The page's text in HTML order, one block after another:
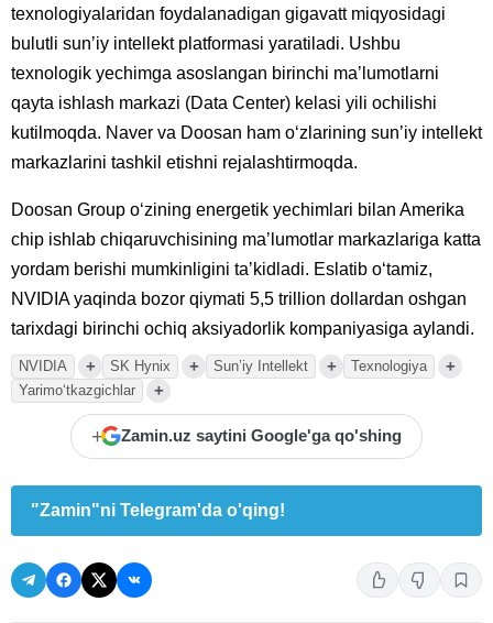
texnologiyalaridan foydalanadigan gigavatt miqyosidagi
bulutli sunʼiy intellekt platformasi yaratiladi. Ushbu
texnologik yechimga asoslangan birinchi maʼlumotlarni
qayta ishlash markazi (Data Center) kelasi yili ochilishi
kutilmoqda. Naver va Doosan ham oʻzlarining sunʼiy intellekt
markazlarini tashkil etishni rejalashtirmoqda.
Doosan Group oʻzining energetik yechimlari bilan Amerika
chip ishlab chiqaruvchisining maʼlumotlar markazlariga katta
yordam berishi mumkinligini taʼkidladi. Eslatib oʻtamiz,
NVIDIA yaqinda bozor qiymati 5,5 trillion dollardan oshgan
tarixdagi birinchi ochiq aksiyadorlik kompaniyasiga aylandi.
NVIDIA + SK Hynix + Sunʼiy Intellekt + Texnologiya +
Yarimoʻtkazgichlar +
+ Zamin.uz saytini Google'ga qo'shing
"Zamin"ni Telegram'da o'qing!